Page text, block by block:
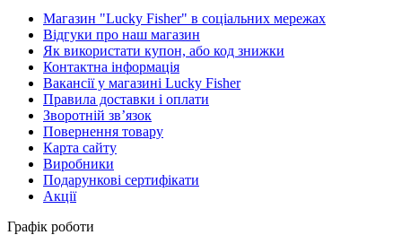
Магазин "Lucky Fisher" в соціальних мережах
Відгуки про наш магазин
Як використати купон, або код знижки
Контактна інформація
Вакансії у магазині Lucky Fisher
Правила доставки і оплати
Зворотній зв’язок
Повернення товару
Карта сайту
Виробники
Подарункові сертифікати
Акції
Графік роботи